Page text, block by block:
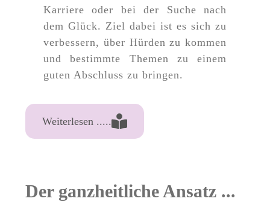
Karriere oder bei der Suche nach
dem Glück. Ziel dabei ist es sich zu
verbessern, über Hürden zu kommen
und bestimmte Themen zu einem
guten Abschluss zu bringen.
Weiterlesen .....
Der ganzheitliche Ansatz ...